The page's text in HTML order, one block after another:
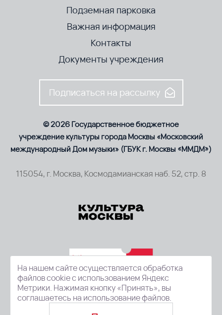
Подземная парковка
Важная информация
Контакты
Документы учреждения
Подписаться на рассылку
© 2026 Государственное бюджетное
учреждение культуры города Москвы «Московский
международный Дом музыки» (ГБУК г. Москвы «ММДМ»)
115054, г. Москва, Космодамианская наб. 52, стр. 8
На нашем сайте осуществляется обработка
файлов cookie с использованием Яндекс
Метрики. Нажимая кнопку «Принять», вы
соглашаетесь на использование файлов.